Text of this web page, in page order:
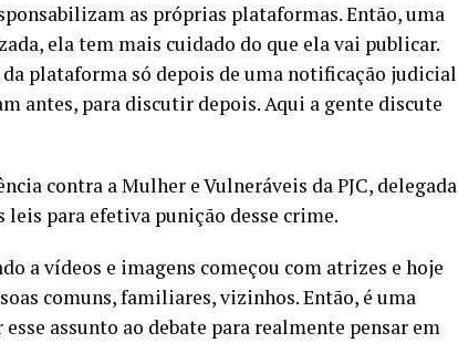
as próprias plataformas. Então, uma
ela tem mais cuidado do que ela vai publicar.
plataforma só depois de uma notificação judicial
antes, para discutir depois. Aqui a gente discute
contra a Mulher e Vulneráveis da PJC, delegada
para efetiva punição desse crime.
a vídeos e imagens começou com atrizes e hoje
comuns, familiares, vizinhos. Então, é uma
assunto ao debate para realmente pensar em